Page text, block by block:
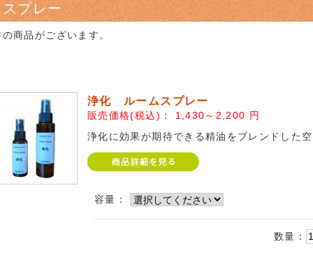
スプレー
の商品がございます。
浄化 ルームスプレー
販売価格(税込)： 1,430～2,200 円
浄化に効果が期待できる精油をブレンドした
容量：
数量：